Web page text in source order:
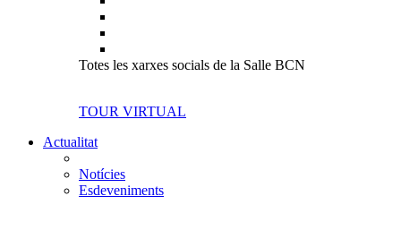
Totes les xarxes socials de la Salle BCN
TOUR VIRTUAL
Actualitat
Notícies
Esdeveniments